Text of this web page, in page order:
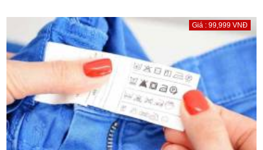
Giá : 99,999 VNĐ